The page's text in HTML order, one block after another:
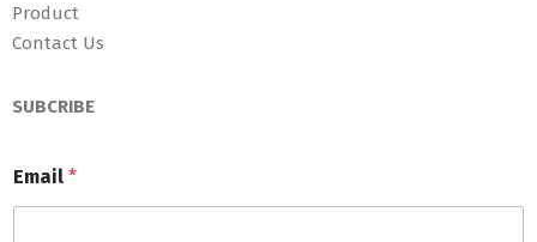
Product
Contact Us
SUBCRIBE
Email *